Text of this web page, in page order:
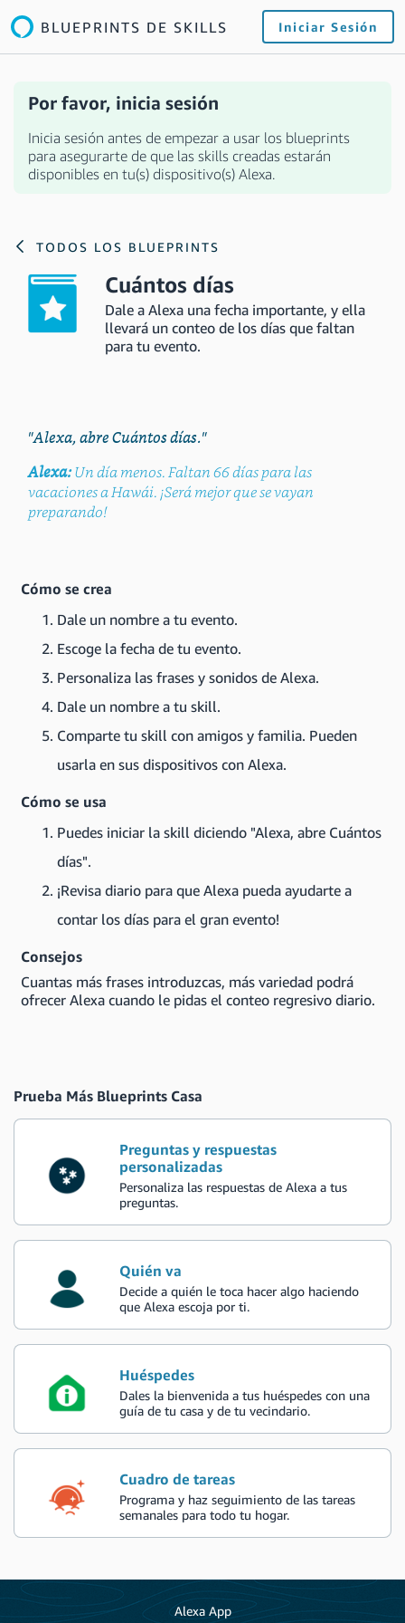
BLUEPRINTS DE SKILLS Iniciar Sesión
Por favor, inicia sesión
Inicia sesión antes de empezar a usar los blueprints
para asegurarte de que las skills creadas estarán
disponibles en tu(s) dispositivo(s) Alexa.
TODOS LOS BLUEPRINTS
Cuántos días
Dale a Alexa una fecha importante, y ella
llevará un conteo de los días que faltan
para tu evento.
"Alexa, abre Cuántos días."
Alexa:Un día menos. Faltan 66 días para las
vacaciones a Hawái. ¡Será mejor que se vayan
preparando!
Cómo se crea
Dale un nombre a tu evento.
Escoge la fecha de tu evento.
Personaliza las frases y sonidos de Alexa.
Dale un nombre a tu skill.
Comparte tu skill con amigos y familia. Pueden
usarla en sus dispositivos con Alexa.
Cómo se usa
Puedes iniciar la skill diciendo "Alexa, abre Cuántos
días".
¡Revisa diario para que Alexa pueda ayudarte a
contar los días para el gran evento!
Consejos
Cuantas más frases introduzcas, más variedad podrá
ofrecer Alexa cuando le pidas el conteo regresivo diario.
Prueba Más Blueprints Casa
Preguntas y respuestas
personalizadas
Personaliza las respuestas de Alexa a tus
preguntas.
Quién va
Decide a quién le toca hacer algo haciendo
que Alexa escoja por ti.
Huéspedes
Dales la bienvenida a tus huéspedes con una
guía de tu casa y de tu vecindario.
Cuadro de tareas
Programa y haz seguimiento de las tareas
semanales para todo tu hogar.
Alexa App